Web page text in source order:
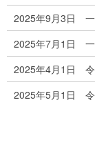
2025年9月3日 一
2025年7月1日 一
2025年4月1日
2025年5月1日